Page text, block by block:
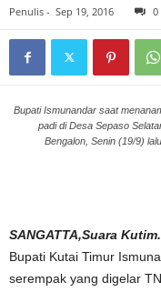
Penulis - Sep 19, 2016 0
Bupati Ismunandar saat
padi di Desa Sepaso
Bengalon, Senin (19/9) lalu.
SANGATTA,Suara
Bupati Kutai Timur
serempak yang digelar